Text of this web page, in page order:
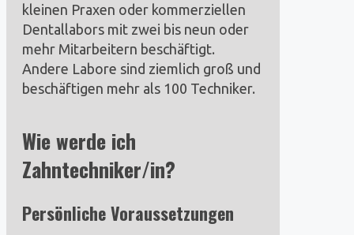
kleinen Praxen oder kommerziellen
Dentallabors mit zwei bis neun oder
mehr Mitarbeitern beschäftigt.
Andere Labore sind ziemlich groß und
beschäftigen mehr als 100 Techniker.
Wie werde ich
Zahntechniker/in?
Persönliche Voraussetzungen